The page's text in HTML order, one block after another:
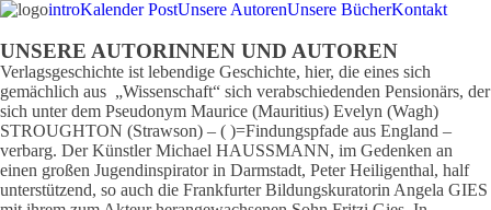
introKalender PostUnsere AutorenUnsere BücherKontakt
UNSERE AUTORINNEN UND AUTOREN
Verlagsgeschichte ist lebendige Geschichte, hier, die eines sich
gemächlich aus „Wissenschaft“ sich verabschiedenden Pensionärs, der
sich unter dem Pseudonym Maurice (Mauritius) Evelyn (Wagh)
STROUGHTON (Strawson) – ( )=Findungspfade aus England –
verbarg. Der Künstler Michael HAUSSMANN, im Gedenken an
einen großen Jugendinspirator in Darmstadt, Peter Heiligenthal, half
unterstützend, so auch die Frankfurter Bildungskuratorin Angela GIES